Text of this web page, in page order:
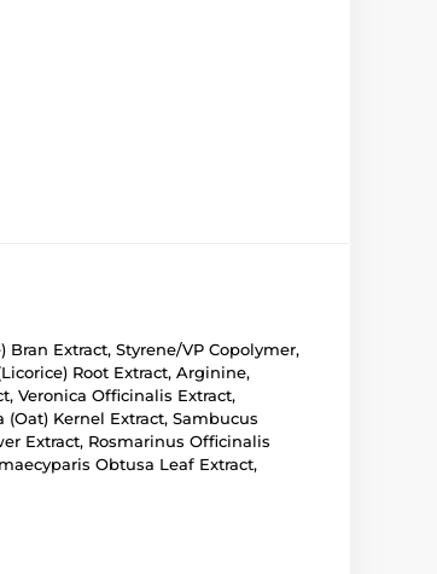
Extract, Styrene/VP Copolymer,
Root Extract, Arginine,
Veronica Officinalis Extract,
Kernel Extract, Sambucus
Extract, Rosmarinus Officinalis
Obtusa Leaf Extract,